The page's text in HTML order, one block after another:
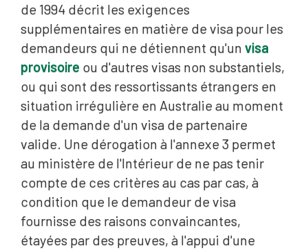
de 1994 décrit les exigences
supplémentaires en matière de visa pour les
demandeurs qui ne détiennent qu'un visa
provisoire ou d'autres visas non substantiels,
ou qui sont des ressortissants étrangers en
situation irrégulière en Australie au moment
de la demande d'un visa de partenaire
valide. Une dérogation à l'annexe 3 permet
au ministère de l'Intérieur de ne pas tenir
compte de ces critères au cas par cas, à
condition que le demandeur de visa
fournisse des raisons convaincantes,
étayées par des preuves, à l'appui d'une